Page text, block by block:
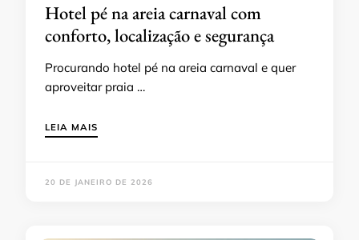
Hotel pé na areia carnaval com
conforto, localização e segurança
Procurando hotel pé na areia carnaval e quer
aproveitar praia …
LEIA MAIS
20 DE JANEIRO DE 2026